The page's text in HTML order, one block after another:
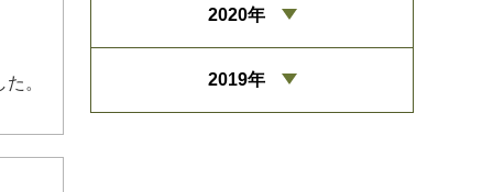
。
2020年
2019年